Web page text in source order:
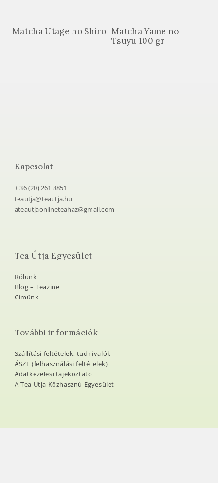
Matcha Utage no Shiro Matcha Yame no
Tsuyu 100 gr
Kapcsolat
+ 36 (20) 261 8851
teautja@teautja.hu
ateautjaonlineteahaz@gmail.com
Tea Útja Egyesület
Rólunk
Blog – Teazine
Címünk
További információk
Szállítási feltételek, tudnivalók
ÁSZF (felhasználási feltételek)
Adatkezelési tájékoztató
A Tea Útja Közhasznú Egyesület